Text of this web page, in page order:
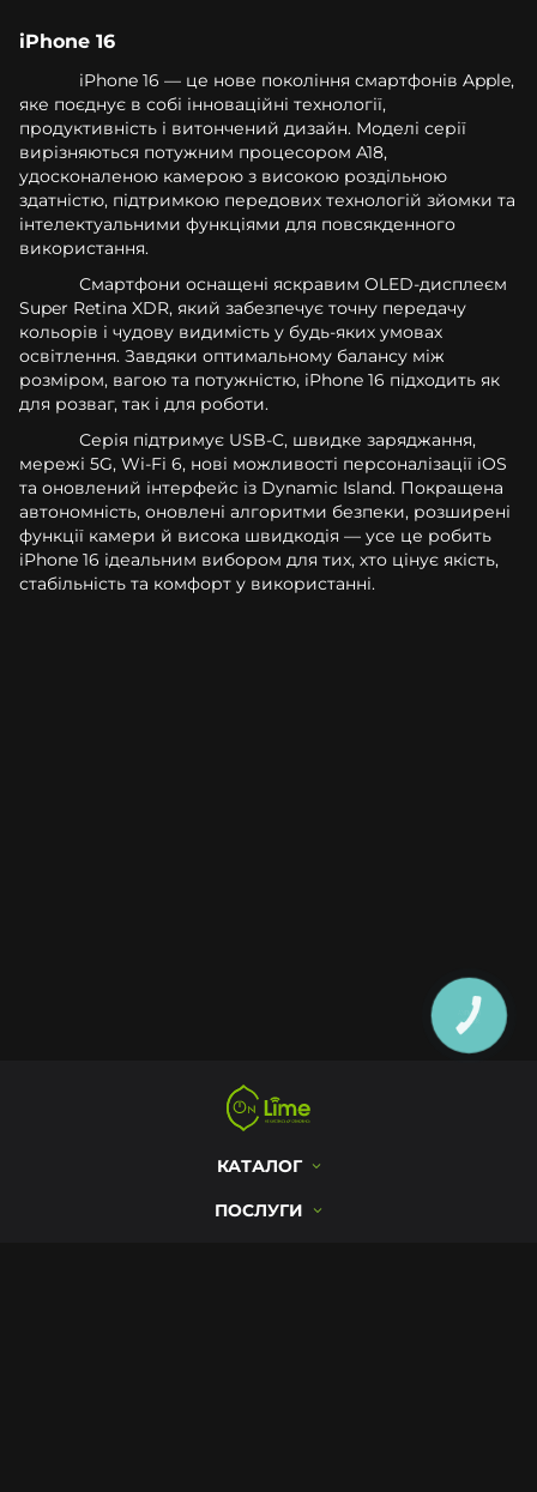
iPhone 16
iPhone 16 — це нове покоління смартфонів Apple,
яке поєднує в собі інноваційні технології,
продуктивність і витончений дизайн. Моделі серії
вирізняються потужним процесором A18,
удосконаленою камерою з високою роздільною
здатністю, підтримкою передових технологій зйомки та
інтелектуальними функціями для повсякденного
використання.
Смартфони оснащені яскравим OLED-дисплеєм
Super Retina XDR, який забезпечує точну передачу
кольорів і чудову видимість у будь-яких умовах
освітлення. Завдяки оптимальному балансу між
розміром, вагою та потужністю, iPhone 16 підходить як
для розваг, так і для роботи.
Серія підтримує USB-C, швидке заряджання,
мережі 5G, Wi‑Fi 6, нові можливості персоналізації iOS
та оновлений інтерфейс із Dynamic Island. Покращена
автономність, оновлені алгоритми безпеки, розширені
функції камери й висока швидкодія — усе це робить
iPhone 16 ідеальним вибором для тих, хто цінує якість,
стабільність та комфорт у використанні.
КАТАЛОГ
ПОСЛУГИ
Цей сайт використовує cookie для
«Прийняти», ви погоджуєтеся на
використання файлів cookie. Щоб
Політику конфіденційності!
КНОПКА
ЗВ'ЯЗКУ